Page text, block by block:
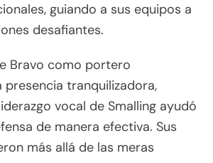
guiando a sus equipos a
desafiantes.
Bravo como portero
tranquilizadora,
vocal de Smalling ayudó
de manera efectiva. Sus
más allá de las meras